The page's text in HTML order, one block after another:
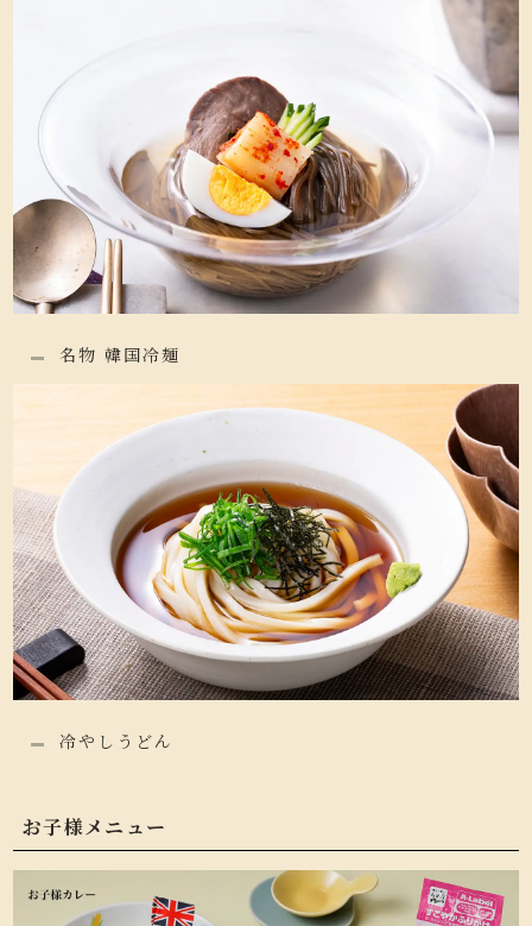
名物 韓国冷麺
冷やしうどん
お子様メニュー